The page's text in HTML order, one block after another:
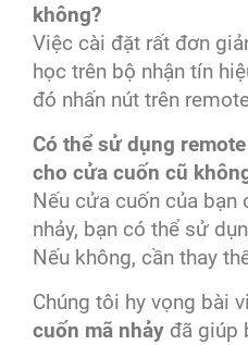
không?
Việc cài đặt rất đơn
học trên bộ nhận tín
đó nhấn nút trên
Có thể sử dụng
cho cửa cuốn cũ
Nếu cửa cuốn của bạn
nhảy, bạn có thể sử
Nếu không, cần thay
Chúng tôi hy vọng bài
cuốn mã nhảy đã giúp